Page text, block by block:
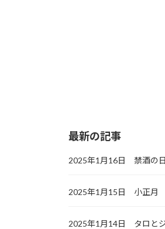
最新の記事
2025年1月16日 禁酒の日
2025年1月15日 小正月
2025年1月14日 タロと